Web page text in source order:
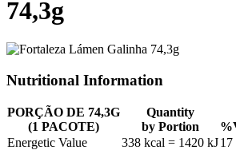
74,3g
Nutritional Information
PORÇÃO DE 74,3G
(1 PACOTE)
Quantity
by Portion
Energetic Value
338 kcal = 1420 kJ17